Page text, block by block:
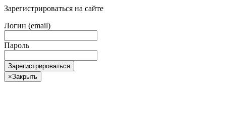
Зарегистрироваться на сайте
Логин (email)
Пароль
Зарегистрироваться
×Закрыть